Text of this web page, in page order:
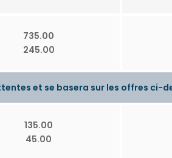
et se basera sur les offres ci-
735.00
245.00
135.00
45.00